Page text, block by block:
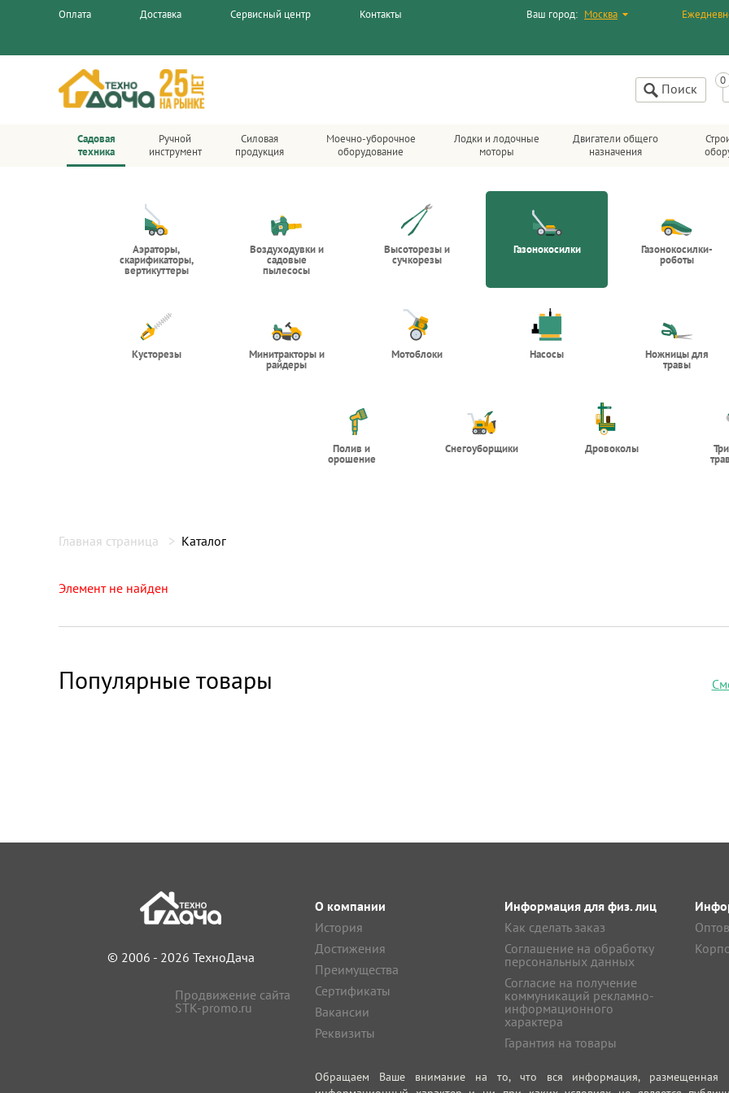
Оплата Доставка Сервисный центр Контакты Ваш город: Москва
Поиск
Садовая
техника
Ручной
инструмент
Силовая
продукция
Моечно-уборочное
оборудование
Лодки и лодочные
моторы
Двигатели общего
назначения
Аэраторы,
скарификаторы,
вертикуттеры
Воздуходувки и
садовые
пылесосы
Высоторезы и
сучкорезы
Газонокосилки Газонокосилки-
роботы
Кусторезы Минитракторы и
райдеры
Мотоблоки Насосы Ножницы для
травы
Полив и
орошение
Снегоуборщики Дровоколы
Главная страница Каталог
Элемент не найден
Популярные товары
© 2006 - 2026 ТехноДача
Продвижение сайта
STK-promo.ru
О компании
История
Достижения
Преимущества
Сертификаты
Вакансии
Реквизиты
Информация для физ. лиц
Как сделать заказ
Соглашение на обработку
персональных данных
Согласие на получение
коммуникаций рекламно-
информационного
характера
Гарантия на товары
Обращаем Ваше внимание на то, что вся информация, размещенная